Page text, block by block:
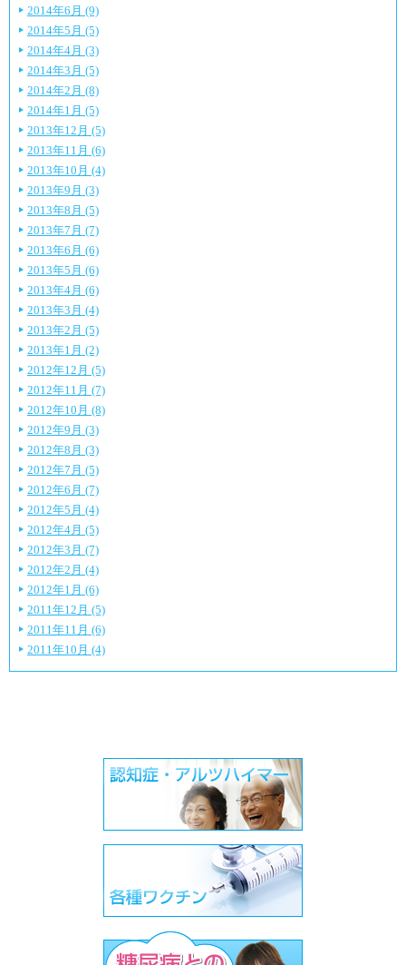
2014年6月 (9)
2014年5月 (5)
2014年4月 (3)
2014年3月 (5)
2014年2月 (8)
2014年1月 (5)
2013年12月 (5)
2013年11月 (6)
2013年10月 (4)
2013年9月 (3)
2013年8月 (5)
2013年7月 (7)
2013年6月 (6)
2013年5月 (6)
2013年4月 (6)
2013年3月 (4)
2013年2月 (5)
2013年1月 (2)
2012年12月 (5)
2012年11月 (7)
2012年10月 (8)
2012年9月 (3)
2012年8月 (3)
2012年7月 (5)
2012年6月 (7)
2012年5月 (4)
2012年4月 (5)
2012年3月 (7)
2012年2月 (4)
2012年1月 (6)
2011年12月 (5)
2011年11月 (6)
2011年10月 (4)